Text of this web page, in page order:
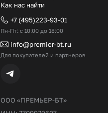
ООО «ПРЕМЬЕР-БТ»
Как нас найти
+7 (495)223-93-01
Пн-Пт: с 10:00 до 18:00
info@premier-bt.ru
Для покупателей и партнеров